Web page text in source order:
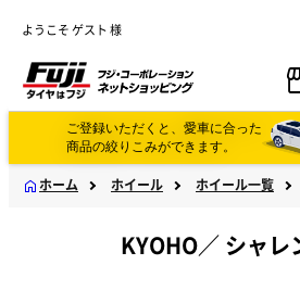
ようこそ ゲスト 様
ご登録いただくと、愛車に合った
商品の絞りこみができます。
ホーム ホイール ホイール一覧
KYOHO／ シャレ